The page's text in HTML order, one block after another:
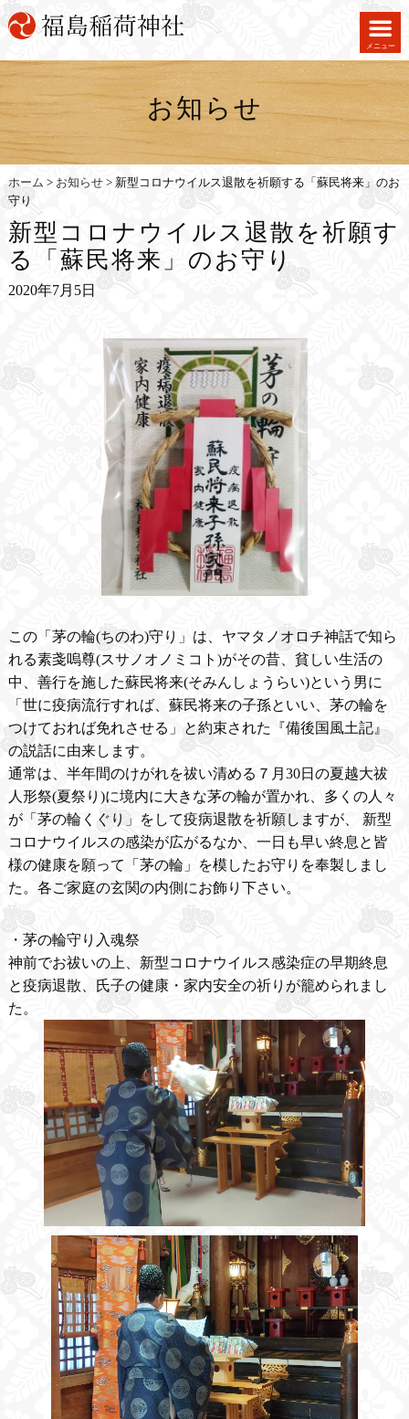
メニュー
お知らせ
ホーム > お知らせ> 新型コロナウイルス退散を祈願する「蘇民将来」のお
守り
新型コロナウイルス退散を祈願す
る「蘇民将来」のお守り
2020年7月5日
この「茅の輪(ちのわ)守り」は、ヤマタノオロチ神話で知ら
れる素戔嗚尊(スサノオノミコト)がその昔、貧しい生活の
中、善行を施した蘇民将来(そみんしょうらい)という男に
「世に疫病流行すれば、蘇民将来の子孫といい、茅の輪を
つけておれば免れさせる」と約束された『備後国風土記』
の説話に由来します。
通常は、半年間のけがれを祓い清める７月30日の夏越大祓
人形祭(夏祭り)に境内に大きな茅の輪が置かれ、多くの人々
が「茅の輪くぐり」をして疫病退散を祈願しますが、 新型
コロナウイルスの感染が広がるなか、一日も早い終息と皆
様の健康を願って「茅の輪」を模したお守りを奉製しまし
た。各ご家庭の玄関の内側にお飾り下さい。
・茅の輪守り入魂祭
神前でお祓いの上、新型コロナウイルス感染症の早期終息
と疫病退散、氏子の健康・家内安全の祈りが籠められまし
た。